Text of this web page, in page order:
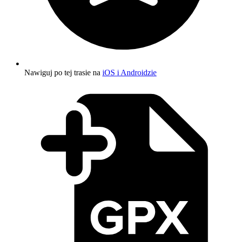
Nawiguj po tej trasie na iOS i Androidzie